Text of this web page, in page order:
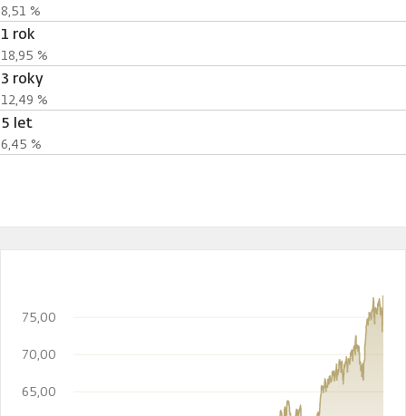
8,51 %
1 rok
18,95 %
3 roky
12,49 %
5 let
6,45 %
65,00
70,00
75,00